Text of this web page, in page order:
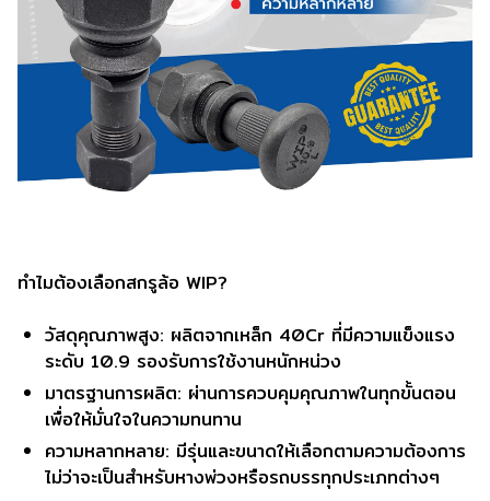
ทำไมต้องเลือกสกรูล้อ WIP?
วัสดุคุณภาพสูง: ผลิตจากเหล็ก 40Cr ที่มีความแข็งแรง
ระดับ 10.9 รองรับการใช้งานหนักหน่วง
มาตรฐานการผลิต: ผ่านการควบคุมคุณภาพในทุกขั้นตอน
เพื่อให้มั่นใจในความทนทาน
ความหลากหลาย: มีรุ่นและขนาดให้เลือกตามความต้องการ
ไม่ว่าจะเป็นสำหรับหางพ่วงหรือรถบรรทุกประเภทต่างๆ